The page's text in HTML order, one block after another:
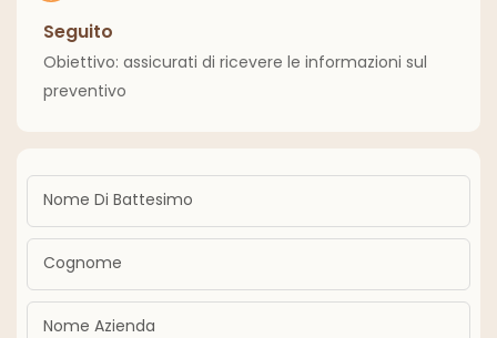
Seguito
Obiettivo: assicurati di ricevere le informazioni sul
preventivo
Nome Di Battesimo
Cognome
Nome Azienda